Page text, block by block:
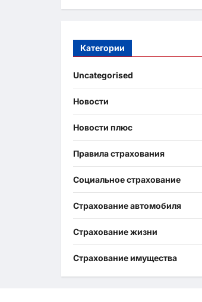
Категории
Uncategorised
Новости
Новости плюс
Правила страхования
Социальное страхование
Страхование автомобиля
Страхование жизни
Страхование имущества